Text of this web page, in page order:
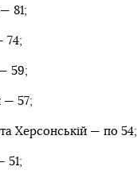
81;
74;
59;
— 57;
та Херсонській — по 54;
51;